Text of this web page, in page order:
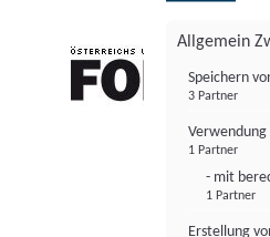
Allgemein
Speichern
3 Partner
1 Partner
- mit
1 Partner
Erstellung
FONDS professionell